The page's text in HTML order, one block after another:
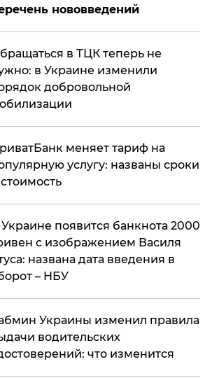
нововведений
в ТЦК теперь не
в Украине изменили
добровольной
меняет тариф на
услугу: названы сроки
появится банкнота 2000
с изображением Василя
названа дата введения в
– НБУ
Украины изменил правила
водительских
что изменится